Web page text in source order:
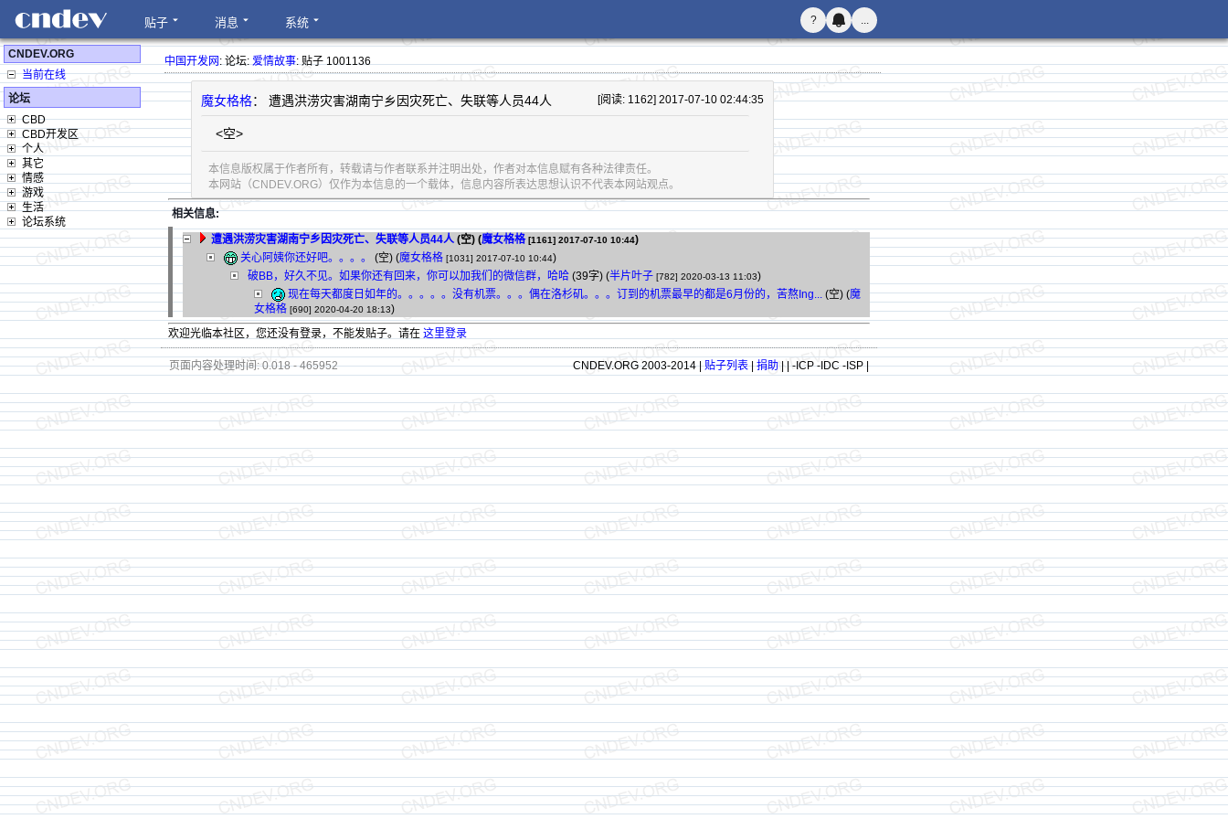
贴子 消息 系统 ? ...
CNDEV.ORG
当前在线
论坛
CBD
CBD开发区
个人
其它
情感
游戏
生活
论坛系统
中国开发网: 论坛:爱情故事: 贴子 1001136
魔女格格： 遭遇洪涝灾害湖南宁乡因灾死亡、失联等人员44人 [阅读: 1162] 2017-07-10 02:44:35
<空>
本信息版权属于作者所有，转载请与作者联系并注明出处，作者对本信息赋有各种法律责任。
本网站（CNDEV.ORG）仅作为本信息的一个载体，信息内容所表达思想认识不代表本网站观点。
相关信息:
遭遇洪涝灾害湖南宁乡因灾死亡、失联等人员44人 (空) (魔女格格 [1161] 2017-07-10 10:44)
关心阿姨你还好吧。。。。
(空) (魔女格格 [1031] 2017-07-10 10:44)
破BB，好久不见。如果你还有回来，你可以加我们的微信群，哈哈 (39字) (半片叶子 [782] 2020-03-13 11:03)
现在每天都度日如年的。。。。。没有机票。。。偶在洛杉矶。。。订到的机票最早的都是6月份的，苦熬Ing... (空) (魔
女格格 [690] 2020-04-20 18:13)
欢迎光临本社区，您还没有登录，不能发贴子。请在 这里登录
页面内容处理时间: 0.018 - 465952 CNDEV.ORG 2003-2014 |贴子列表|捐助|| -ICP -IDC -ISP |